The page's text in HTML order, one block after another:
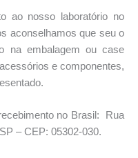
ao nosso laboratório no
aconselhamos que seu o
na embalagem ou case
e componentes,
no Brasil: Rua
– CEP: 05302-030.